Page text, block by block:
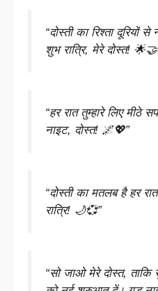
“दोस्ती का रिश्ता दूरियों
शुभ रात्रि, मेरे दोस्त!
“हर रात तुम्हारे लिए
नाइट, दोस्त! 🌌💖”
“दोस्ती का मतलब है हर
रात्रि! 🌙💞”
“सो जाओ मेरे दोस्त, ताकि